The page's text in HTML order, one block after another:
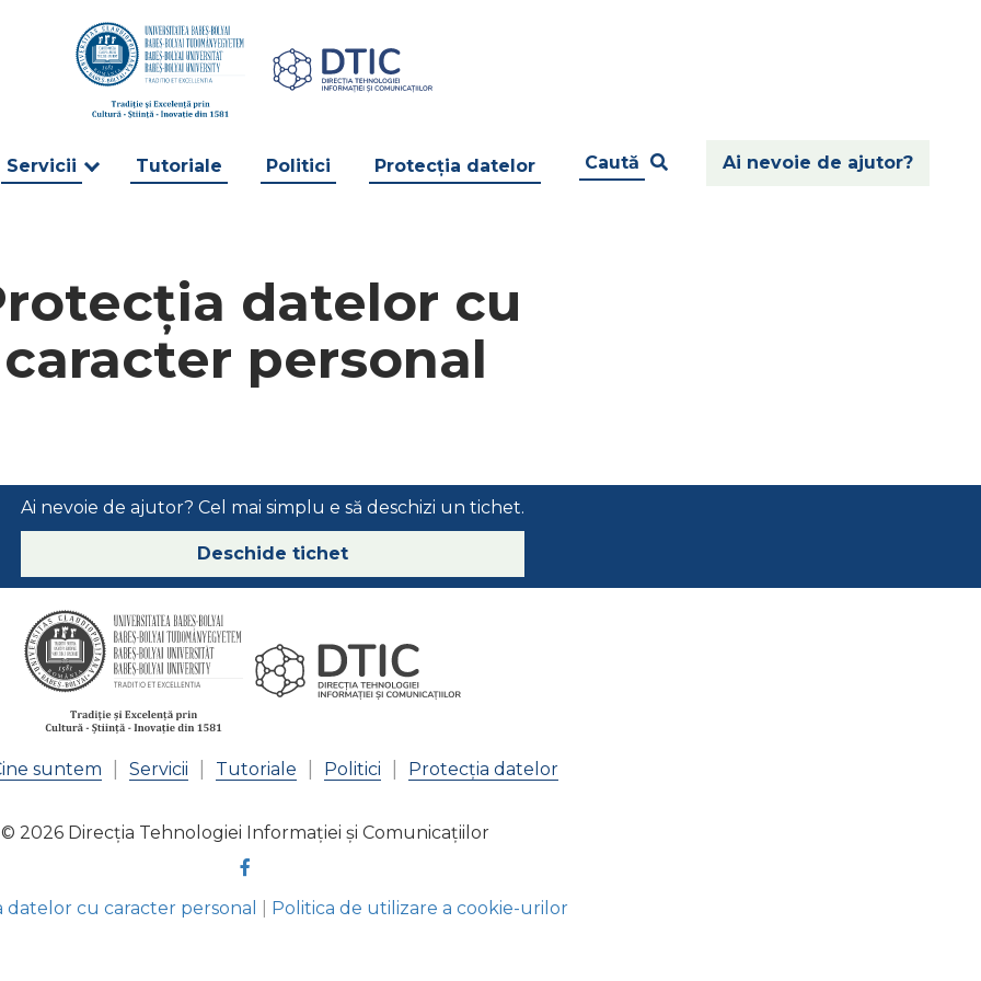
Servicii Tutoriale Politici Protecția datelor Caută Ai nevoie de ajutor?
datelor cu
caracter personal
Ai nevoie de ajutor? Cel mai simplu e să deschizi un tichet.
Deschide tichet
suntem Servicii Tutoriale Politici Protecția datelor
© 2026 Direcția Tehnologiei Informației și Comunicațiilor
datelor cu caracter personal Politica de utilizare a cookie-urilor